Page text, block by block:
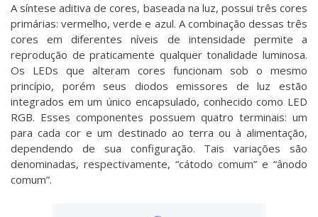
A síntese aditiva de cores, baseada na luz, possui três cores
primárias: vermelho, verde e azul. A combinação dessas três
cores em diferentes níveis de intensidade permite a
reprodução de praticamente qualquer tonalidade luminosa.
Os LEDs que alteram cores funcionam sob o mesmo
princípio, porém seus diodos emissores de luz estão
integrados em um único encapsulado, conhecido como LED
RGB. Esses componentes possuem quatro terminais: um
para cada cor e um destinado ao terra ou à alimentação,
dependendo de sua configuração. Tais variações são
denominadas, respectivamente, “cátodo comum” e “ânodo
comum”.